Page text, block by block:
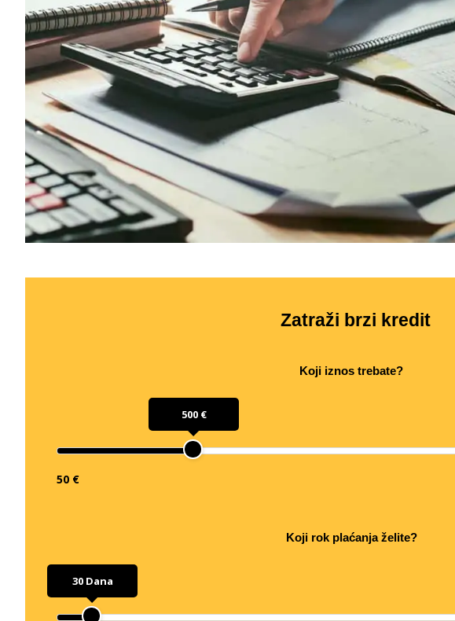
Zatraži brzi kredit
Koji iznos trebate?
500 €
50 €
Koji rok plaćanja želite?
30 Dana